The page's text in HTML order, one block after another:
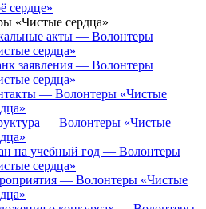
сердце»
«Чистые сердца»
акты — Волонтеры
сердца»
заявления — Волонтеры
сердца»
— Волонтеры «Чистые
— Волонтеры «Чистые
на учебный год — Волонтеры
сердца»
— Волонтеры «Чистые